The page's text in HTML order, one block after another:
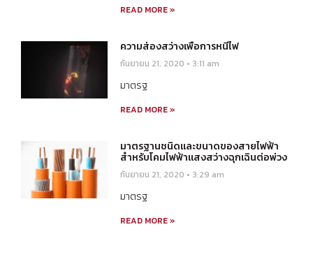
READ MORE »
ความส่องสว่างเพื่อการหนีไฟ
กันยายน 21, 2020 3:11 am
มาตรฐ
READ MORE »
มาตรฐานชนิดและขนาดของสายไฟฟ้า
สำหรับโคมไฟฟ้าแสงสว่างฉุกเฉินต่อพ่วง
กันยายน 21, 2020 3:29 am
มาตรฐ
READ MORE »